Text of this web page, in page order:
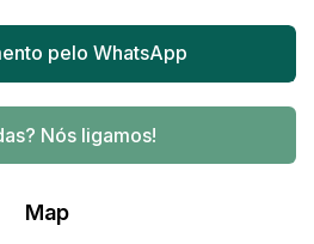
pelo WhatsApp
Nós ligamos!
Map